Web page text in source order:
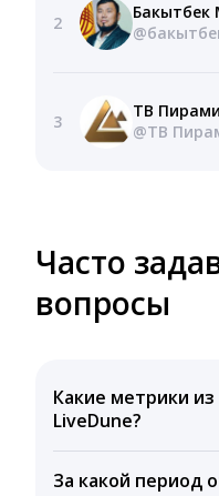
2
Бакытбек
3
ТВ
@ТВ
Часто
вопросы
Какие метрики
LiveDune?
комментариев,
За какой период